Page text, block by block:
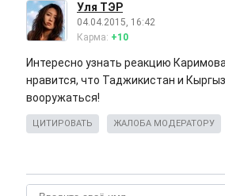
Уля ТЭР
04.04.2015, 16:42
Карма: +10
Интересно узнать реакцию
нравится, что Таджикистан и
вооружаться!
ЦИТИРОВАТЬ ЖАЛОБА МОДЕРАТОРУ